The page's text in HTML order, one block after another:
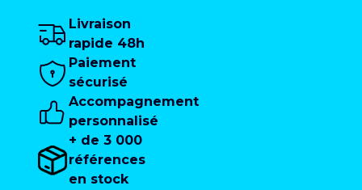
Livraison
rapide 48h
Paiement
sécurisé
Accompagnement
personnalisé
+ de 3 000
références
en stock